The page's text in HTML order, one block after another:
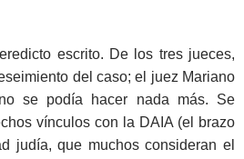
escrito. De los tres jueces,
del caso; el juez Mariano
se podía hacer nada más. Se
vínculos con la DAIA (el brazo
judía, que muchos consideran el